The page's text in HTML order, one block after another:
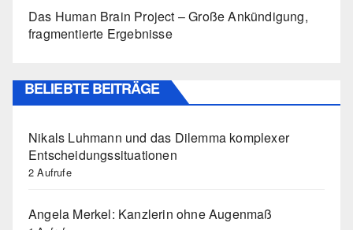
Das Human Brain Project – Große Ankündigung,
fragmentierte Ergebnisse
BELIEBTE BEITRÄGE
Nikals Luhmann und das Dilemma komplexer
Entscheidungssituationen
2 Aufrufe
Angela Merkel: Kanzlerin ohne Augenmaß